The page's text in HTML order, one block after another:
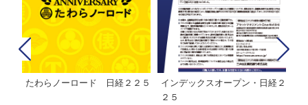
たわらノーロード 日経２２５
インデックスオープン・日経２
２５